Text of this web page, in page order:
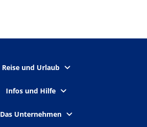
Reise und Urlaub
Infos und Hilfe
Das Unternehmen